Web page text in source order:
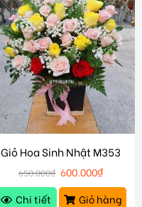
Giỏ Hoa Sinh Nhật M353
650.000₫ 600.000₫
Chi tiết
Giỏ hàng